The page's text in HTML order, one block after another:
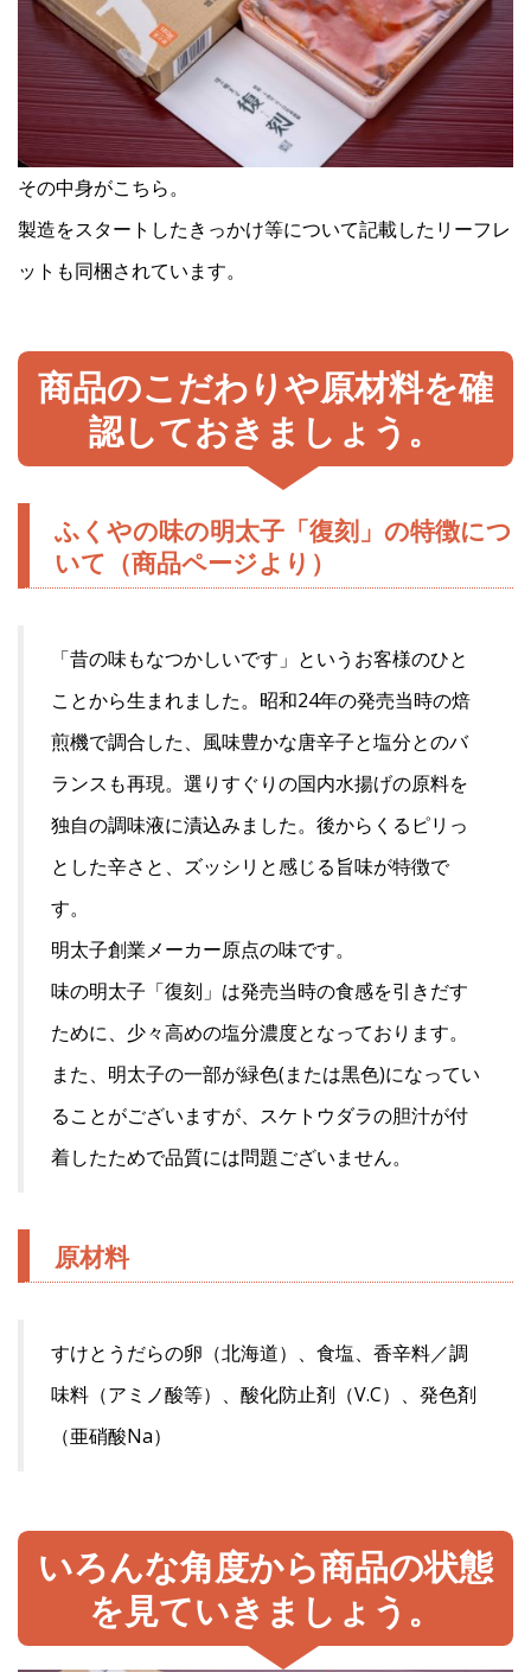
その中身がこちら。
製造をスタートしたきっかけ等について記載したリーフレ
ットも同梱されています。
商品のこだわりや原材料を確
認しておきましょう。
ふくやの味の明太子「復刻」の特徴につ
いて（商品ページより）
「昔の味もなつかしいです」というお客様のひと
ことから生まれました。昭和24年の発売当時の焙
煎機で調合した、風味豊かな唐辛子と塩分とのバ
ランスも再現。選りすぐりの国内水揚げの原料を
独自の調味液に漬込みました。後からくるピリっ
とした辛さと、ズッシリと感じる旨味が特徴で
す。
明太子創業メーカー原点の味です。
味の明太子「復刻」は発売当時の食感を引きだす
ために、少々高めの塩分濃度となっております。
また、明太子の一部が緑色(または黒色)になってい
ることがございますが、スケトウダラの胆汁が付
着したためで品質には問題ございません。
原材料
すけとうだらの卵（北海道）、食塩、香辛料／調
味料（アミノ酸等）、酸化防止剤（V.C）、発色剤
（亜硝酸Na）
いろんな角度から商品の状態
を見ていきましょう。